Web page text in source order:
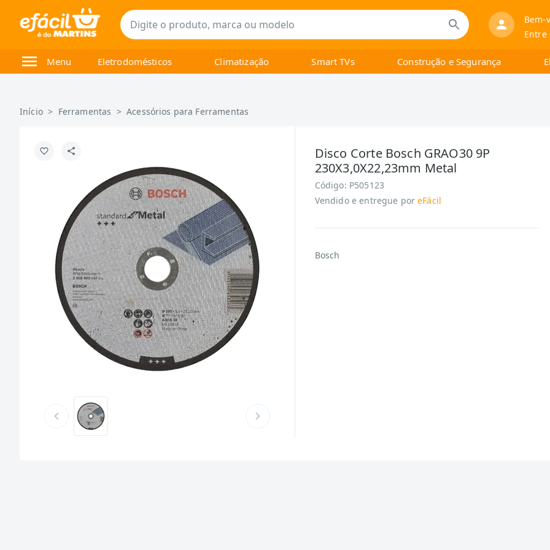
Bem-
Entre
Menu Eletrodomésticos Climatização Smart TVs Construção e Segurança
Início > Ferramentas >Acessórios para Ferramentas
Disco Corte Bosch GRAO30 9P
230X3,0X22,23mm Metal
Código: P505123
Vendido e entregue por eFácil
Bosch